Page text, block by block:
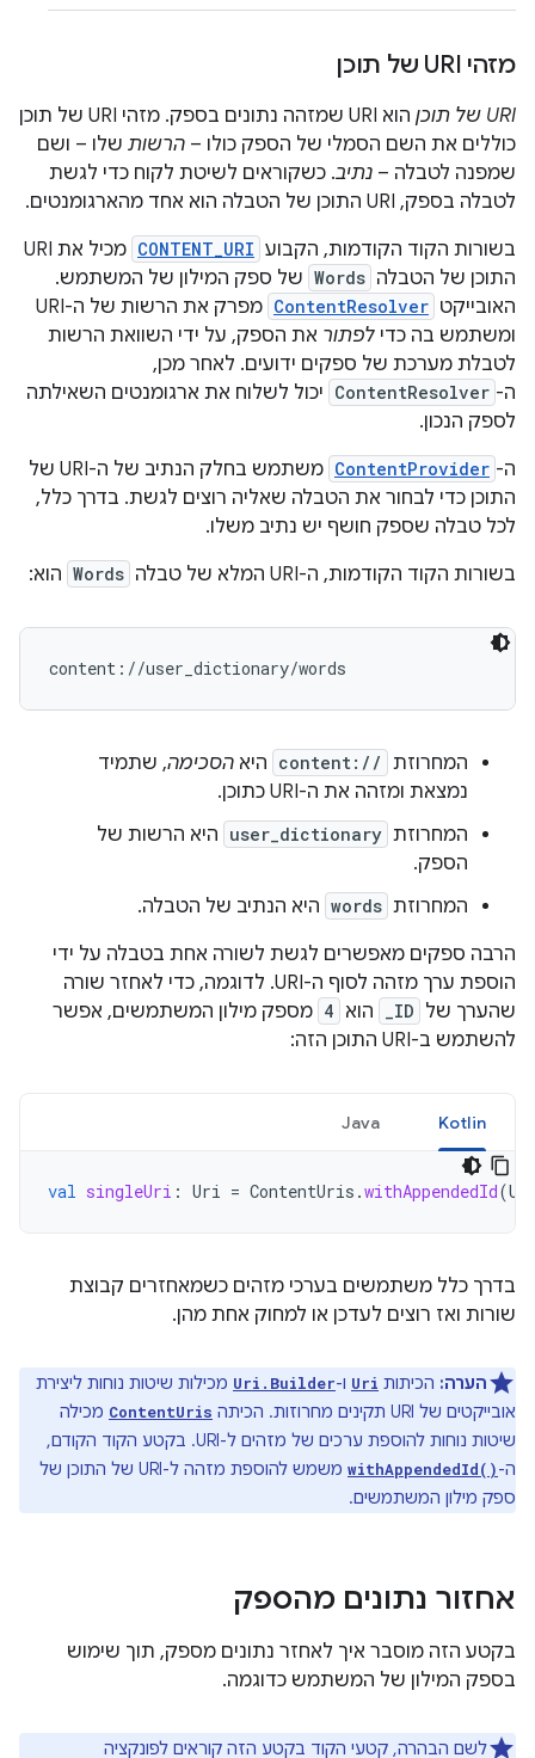
מזהי URI של תוכן
URI של תוכן
הוא URI שמזהה נתונים בספק. מזהי URI של תוכן
כוללים את השם הסמלי של הספק כולו – הרשות שלו – ושם
שמפנה לטבלה – נתיב. כשקוראים לשיטת לקוח כדי לגשת
לטבלה בספק, URI התוכן של הטבלה הוא אחד מהארגומנטים.
בשורות הקוד הקודמות, הקבוע CONTENT_URI
מכיל את URI
התוכן של הטבלה Words של ספק המילון של המשתמש.
האובייקט ContentResolver
מפרק את הרשות של ה-URI
ומשתמש בה כדי לפתור את הספק, על ידי השוואת הרשות
לטבלת מערכת של ספקים ידועים. לאחר מכן,
ה- ContentResolver יכול לשלוח את ארגומנטים השאילתה
לספק הנכון.
ה- ContentProvider
משתמש בחלק הנתיב של ה-URI של
התוכן כדי לבחור את הטבלה שאליה רוצים לגשת. בדרך כלל,
לכל טבלה שספק חושף יש נתיב משלו.
בשורות הקוד הקודמות, ה-URI המלא של טבלה
Words הוא:
המחרוזת content:// היא הסכימה, שתמיד
נמצאת ומזהה את ה-URI כתוכן.
המחרוזת user_dictionary היא הרשות של
הספק.
המחרוזת words היא הנתיב של הטבלה.
הרבה ספקים מאפשרים לגשת לשורה אחת בטבלה על ידי
הוספת ערך מזהה לסוף ה-URI. לדוגמה, כדי לאחזר שורה
שהערך של _ID הוא 4 מספק מילון המשתמשים, אפשר
להשתמש ב-URI התוכן הזה:
Kotlin
Java
val singleUri : Uri = ContentUris .withAppendedId(
בדרך כלל משתמשים בערכי מזהים כשמאחזרים קבוצת
שורות ואז רוצים לעדכן או למחוק אחת מהן.
הערה: הכיתות Uri ו-Uri.Builder מכילות שיטות נוחות ליצירת
אובייקטים של URI תקינים מחרוזות. הכיתה
ContentUris מכילה
שיטות נוחות להוספת ערכים של מזהים ל-URI. בקטע הקוד הקודם,
ה-withAppendedId()
משמש להוספת מזהה ל-URI של התוכן של
ספק מילון המשתמשים.
אחזור נתונים מהספק
בקטע הזה מוסבר איך לאחזר נתונים מספק, תוך שימוש
בספק המילון של המשתמש כדוגמה.
לשם הבהרה, קטעי הקוד בקטע הזה קוראים לפונקציה